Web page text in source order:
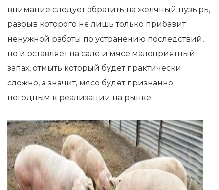
внимание следует обратить на желчный пузырь,
разрыв которого не лишь только прибавит
ненужной работы по устранению последствий,
но и оставляет на сале и мясе малоприятный
запах, отмыть который будет практически
сложно, а значит, мясо будет признанно
негодным к реализации на рынке.